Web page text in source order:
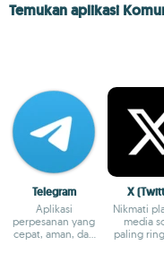
Temukan aplikasi
Telegram
Aplikasi
perpesanan yang
cepat, aman, dan
X
Nikmati
media
paling